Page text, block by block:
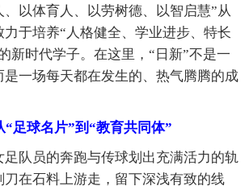
以体育人、以劳树德、以智启慧”从
力于培养“人格健全、学业进步、特长
新时代学子。在这里，“日新”不是一
一场每天都在发生的、热气腾腾的成
球名片”到“教育共同体”
员的奔跑与传球划出充满活力的轨
在石料上游走，留下深浅有致的线